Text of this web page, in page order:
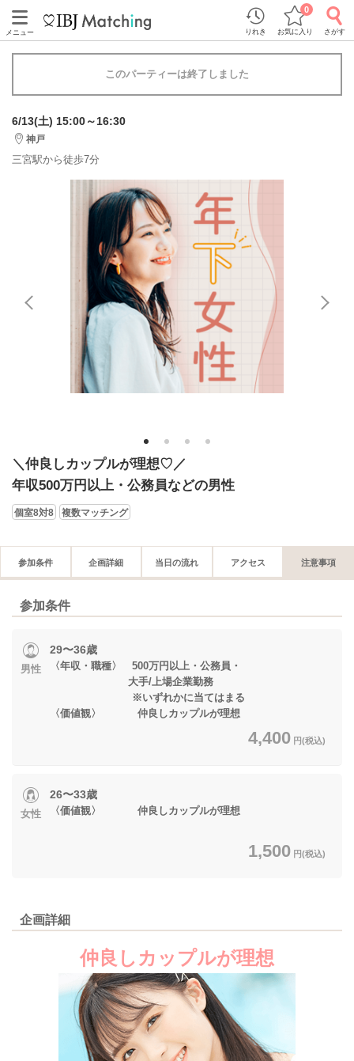
メニュー りれき お気に入り
0
さがす
このパーティーは終了しました
6/13(土) 15:00～16:30
神戸
三宮駅から徒歩7分
1 2 3 4
＼仲良しカップルが理想♡／
年収500万円以上・公務員などの男性
個室8対8 複数マッチング
参加条件 企画詳細 当日の流れ アクセス 注意事項
参加条件
男性
29〜36歳
〈年収・職種〉 500万円以上・公務員・
大手/上場企業勤務
※いずれかに当てはまる
〈価値観〉 仲良しカップルが理想
4,400 円(税込)
女性
26〜33歳
〈価値観〉 仲良しカップルが理想
1,500 円(税込)
企画詳細
仲良しカップルが理想